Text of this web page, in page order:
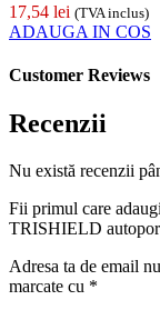
17,54 lei (TVA inclus)
ADAUGA IN COS
Customer Reviews
Recenzii
Nu există recenzii
Fii primul care
TRISHIELD
Adresa ta de email
marcate cu *